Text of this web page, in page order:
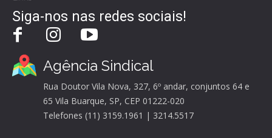
Siga-nos nas redes sociais!
Agência Sindical
Rua Doutor Vila Nova, 327, 6º andar, conjuntos 64 e
65 Vila Buarque, SP, CEP 01222-020
Telefones (11) 3159.1961 | 3214.5517